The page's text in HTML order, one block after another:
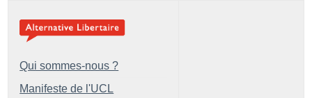
Qui sommes-nous ?
Manifeste de l'UCL